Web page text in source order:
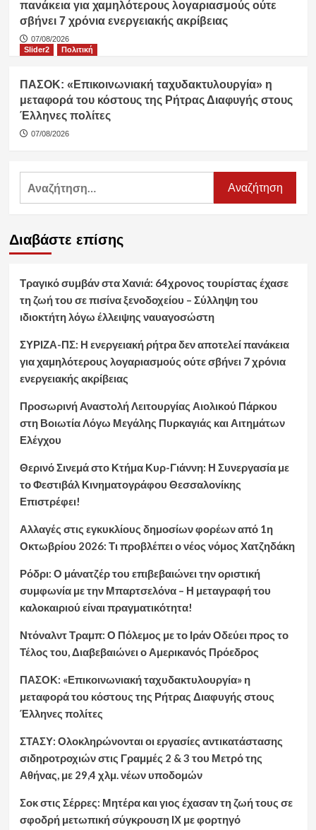
πανάκεια για χαμηλότερους λογαριασμούς ούτε
σβήνει 7 χρόνια ενεργειακής ακρίβειας
07/08/2026
Slider2
Πολιτική
ΠΑΣΟΚ: «Επικοινωνιακή ταχυδακτυλουργία» η
μεταφορά του κόστους της Ρήτρας Διαφυγής στους
Έλληνες πολίτες
07/08/2026
Διαβάστε επίσης
Τραγικό συμβάν στα Χανιά: 64χρονος τουρίστας έχασε
τη ζωή του σε πισίνα ξενοδοχείου – Σύλληψη του
ιδιοκτήτη λόγω έλλειψης ναυαγοσώστη
ΣΥΡΙΖΑ-ΠΣ: Η ενεργειακή ρήτρα δεν αποτελεί πανάκεια
για χαμηλότερους λογαριασμούς ούτε σβήνει 7 χρόνια
ενεργειακής ακρίβειας
Προσωρινή Αναστολή Λειτουργίας Αιολικού Πάρκου
στη Βοιωτία Λόγω Μεγάλης Πυρκαγιάς και Αιτημάτων
Ελέγχου
Θερινό Σινεμά στο Κτήμα Κυρ-Γιάννη: Η Συνεργασία με
το Φεστιβάλ Κινηματογράφου Θεσσαλονίκης
Επιστρέφει!
Αλλαγές στις εγκυκλίους δημοσίων φορέων από 1η
Οκτωβρίου 2026: Τι προβλέπει ο νέος νόμος Χατζηδάκη
Ρόδρι: Ο μάνατζέρ του επιβεβαιώνει την οριστική
συμφωνία με την Μπαρτσελόνα – Η μεταγραφή του
καλοκαιριού είναι πραγματικότητα!
Ντόναλντ Τραμπ: Ο Πόλεμος με το Ιράν Οδεύει προς το
Τέλος του, Διαβεβαιώνει ο Αμερικανός Πρόεδρος
ΠΑΣΟΚ: «Επικοινωνιακή ταχυδακτυλουργία» η
μεταφορά του κόστους της Ρήτρας Διαφυγής στους
Έλληνες πολίτες
ΣΤΑΣΥ: Ολοκληρώνονται οι εργασίες αντικατάστασης
σιδηροτροχιών στις Γραμμές 2 & 3 του Μετρό της
Αθήνας, με 29,4 χλμ. νέων υποδομών
Σοκ στις Σέρρες: Μητέρα και γιος έχασαν τη ζωή τους σε
σφοδρή μετωπική σύγκρουση ΙΧ με φορτηγό